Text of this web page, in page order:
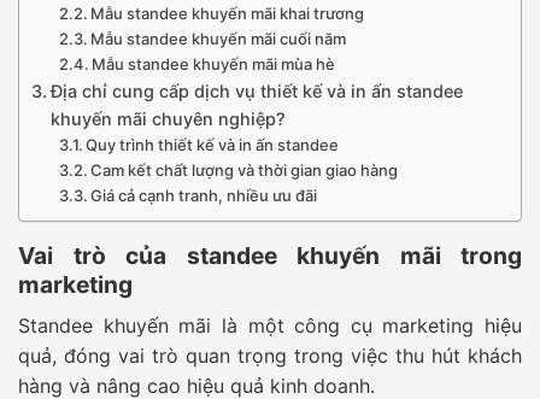
Mẫu standee khuyến mãi khai trương
Mẫu standee khuyến mãi cuối năm
Mẫu standee khuyến mãi mùa hè
Địa chỉ cung cấp dịch vụ thiết kế và in ấn standee
khuyến mãi chuyên nghiệp?
Quy trình thiết kế và in ấn standee
Cam kết chất lượng và thời gian giao hàng
Giá cả cạnh tranh, nhiều ưu đãi
Vai trò của standee khuyến mãi trong
marketing
Standee khuyến mãi là một công cụ marketing hiệu
quả, đóng vai trò quan trọng trong việc thu hút khách
hàng và nâng cao hiệu quả kinh doanh.